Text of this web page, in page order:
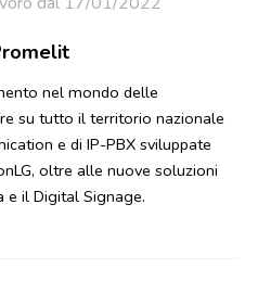
nel mondo delle
su tutto il territorio nazionale
e di IP-PBX sviluppate
oltre alle nuove soluzioni
e il Digital Signage.